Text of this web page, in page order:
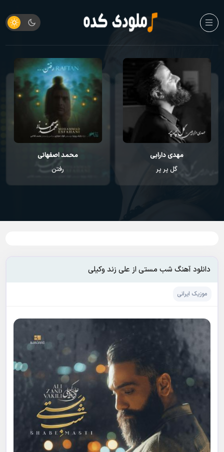
مهدی دارابی
گل پر پر
محمد اصفهانی
رفتن
دانلود آهنگ شب مستی از علی زند وکیلی
موزیک ایرانی